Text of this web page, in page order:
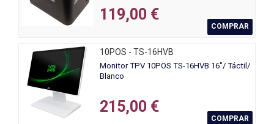
119,00 €
COMPRAR
10POS - TS-16HVB
Monitor TPV 10POS TS-16HVB 16"/ Táctil/
Blanco
215,00 €
COMPRAR